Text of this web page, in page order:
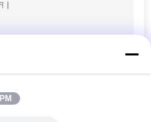
লাইন